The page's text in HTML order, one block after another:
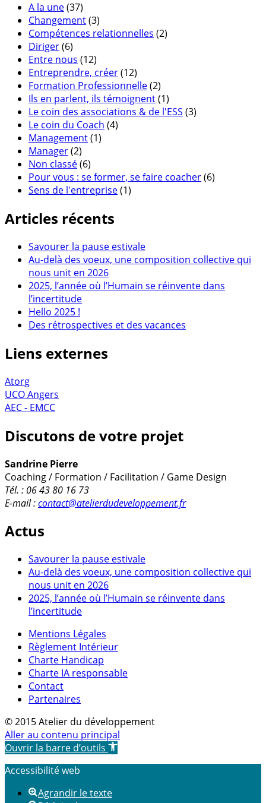
A la une(37)
Changement(3)
Compétences relationnelles (2)
Diriger(6)
Entre nous (12)
Entreprendre, créer(12)
Formation Professionnelle(2)
Ils en parlent, ils témoignent(1)
Le coin des associations & de l'ESS (3)
Le coin du Coach (4)
Management(1)
Manager(2)
Non classé(6)
Pour vous : se former, se faire coacher(6)
Sens de l'entreprise(1)
Articles récents
Savourer la pause estivale
Au-delà des voeux, une composition collective qui
nous unit en 2026
2025, l’année où l’Humain se réinvente dans
l’incertitude
Hello 2025 !
Des rétrospectives et des vacances
Liens externes
Atorg
UCO Angers
AEC - EMCC
Discutons de votre projet
Sandrine Pierre
Coaching / Formation / Facilitation / Game Design
Tél. : 06 43 80 16 73
E-mail :contact@atelierdudeveloppement.fr
Actus
Savourer la pause estivale
Au-delà des voeux, une composition collective qui
nous unit en 2026
2025, l’année où l’Humain se réinvente dans
l’incertitude
Mentions Légales
Règlement Intérieur
Charte Handicap
Charte IA responsable
Contact
Partenaires
© 2015 Atelier du développement
Aller au contenu principal
Ouvrir la barre d’outils
Accessibilité web
Agrandir le texte